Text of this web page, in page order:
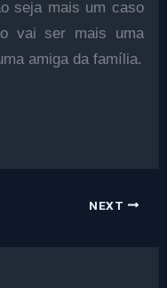
seja mais um caso
vai ser mais uma
amiga da família.
NEXT